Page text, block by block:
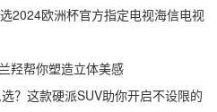
2024欧洲杯官方指定电视海信电视
羟帮你塑造立体美感
？这款硬派SUV助你开启不设限的